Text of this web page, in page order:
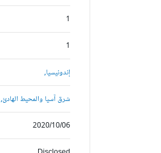
1
1
إندونيسيا,
شرق آسيا والمحيط الهادئ,
2020/10/06